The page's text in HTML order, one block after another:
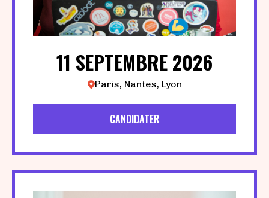
11 SEPTEMBRE 2026
Paris, Nantes, Lyon
CANDIDATER